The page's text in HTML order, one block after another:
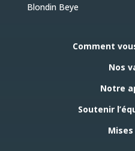
Blondin Beye
Comment
Nos
Notre
Soutenir